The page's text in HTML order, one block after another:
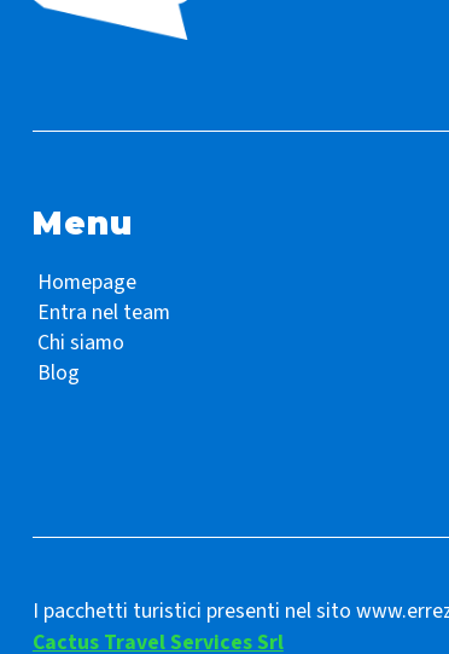
Menu
Homepage
Entra nel team
Chi siamo
Blog
I pacchetti turistici presenti nel sito
Cactus Travel Services Srl